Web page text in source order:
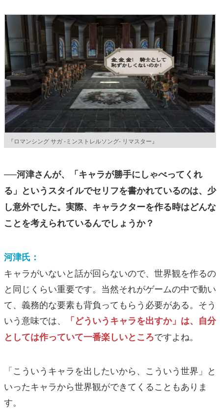
『ロマンシング サガ -ミンストレルソング- リマスター』
──河津さんが、「キャラが勝手にしゃべってくれ
る」というスタイルでセリフを書かれているのは、少
し意外でした。実際、キャラクターを作る時はどんな
ことを考えられているんでしょうか？
河津氏：
キャラがいないと話が回らないので、世界観を作るの
と同じくらい重要です。当然それがゲームの中で動い
て、義務的な要素も背負ってもらう必要がある。そう
いう意味では、
「どういうキャラを出すか」は、自分
としては作っていて一番楽しいところですよね。
「こういうキャラを出したいから、こういう世界」と
いったキャラから世界観ができてくることもありま
す。